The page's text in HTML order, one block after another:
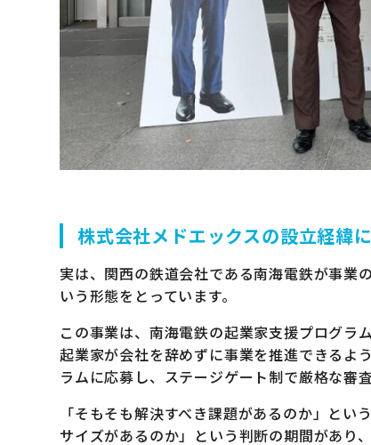
株式会社メドエックスの設立経緯
実は、関西の鉄道会社である南海電鉄が事業
いう形態をとっています。
この事業は、南海電鉄の起業家支援プログ
起業家が会社を辞めずに事業を推進できるよ
ラムに応募し、ステージゲート制で厳格な審
「そもそも解決すべき課題があるのか」と
サイズがあるのか」という判断の期間があり